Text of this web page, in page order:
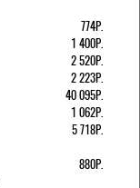
774Р.
1 400Р.
2 520Р.
2 223Р.
40 095Р.
1 062Р.
5 718Р.
880Р.